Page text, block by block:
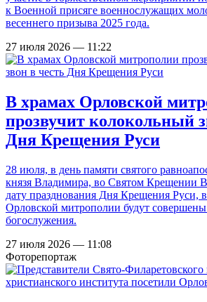
к Военной присяге военнослужащих
весеннего призыва 2025 года.
27 июля 2026 — 11:22
В храмах Орловской
прозвучит колокольный
Дня Крещения Руси
28 июля, в день памяти святого
князя Владимира, во Святом Крещении
дату празднования Дня Крещения Руси,
Орловской митрополии будут
богослужения.
27 июля 2026 — 11:08
Фоторепортаж